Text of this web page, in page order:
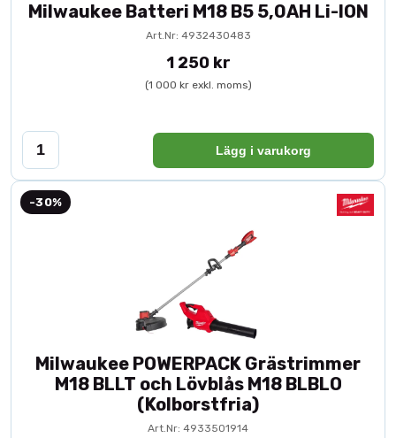
Milwaukee Batteri M18 B5 5,0AH Li-ION
Art.Nr: 4932430483
1 250 kr
(1 000 kr exkl. moms)
Lägg i varukorg
-30%
Milwaukee POWERPACK Grästrimmer
M18 BLLT och Lövblås M18 BLBLO
(Kolborstfria)
Art.Nr: 4933501914